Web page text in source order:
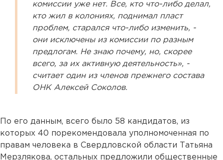
комиссии уже нет. Все, кто что-либо делал,
кто жил в колониях, поднимал пласт
проблем, старался что-либо изменить, -
они исключены из комиссии по разным
предлогам. Не знаю почему, но, скорее
всего, за их активную деятельность», -
считает один из членов прежнего состава
ОНК Алексей Соколов.
По его данным, всего было 58 кандидатов, из
которых 40 порекомендовала уполномоченная по
правам человека в Свердловской области Татьяна
Мерзлякова, остальных предложили общественные